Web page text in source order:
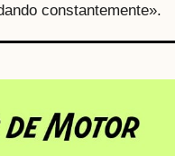
constantemente».